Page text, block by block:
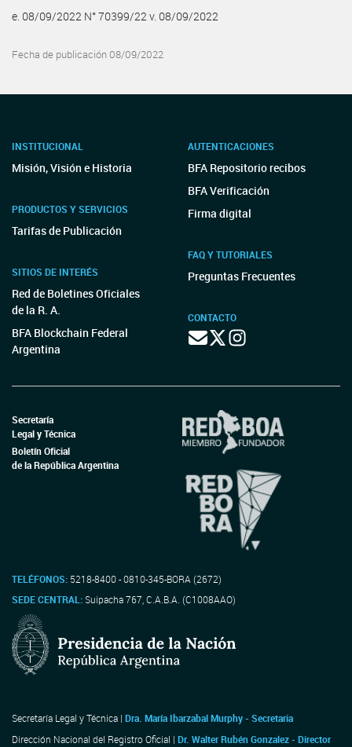
e. 08/09/2022 N° 70399/22 v. 08/09/2022
Fecha de publicación 08/09/2022
INSTITUCIONAL
Misión, Visión e Historia
PRODUCTOS Y SERVICIOS
Tarifas de Publicación
SITIOS DE INTERÉS
Red de Boletines Oficiales
de la R. A.
BFA Blockchain Federal
Argentina
AUTENTICACIONES
BFA Repositorio recibos
BFA Verificación
Firma digital
FAQ Y TUTORIALES
Preguntas Frecuentes
CONTACTO
Secretaría
Legal y Técnica
Boletín Oficial
de la República Argentina
TELÉFONOS: 5218-8400 - 0810-345-BORA (2672)
SEDE CENTRAL:Suipacha 767, C.A.B.A. (C1008AAO)
Secretaría Legal y Técnica | Dra. María Ibarzabal Murphy - Secretaria
Dirección Nacional del Registro Oficial | Dr. Walter Rubén Gonzalez - Director